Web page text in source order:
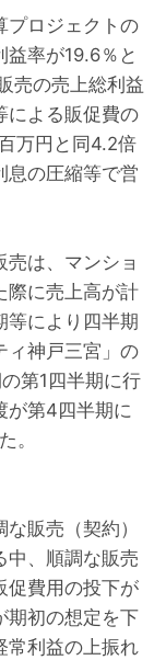
プロジェクトの
率が19.6％と
売の売上総利益
による販促費の
万円と同4.2倍
息の圧縮等で営
は、マンショ
際に売上高が計
等により四半期
ィ神戸三宮」の
第1四半期に行
が第4四半期に
。
販売（契約）
中、順調な販売
促費用の投下が
期初の想定を下
常利益の上振れ